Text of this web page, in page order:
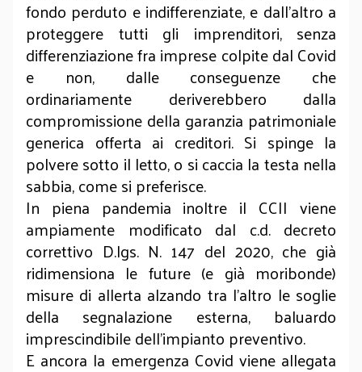
fondo perduto e indifferenziate, e dall’altro a
proteggere tutti gli imprenditori, senza
differenziazione fra imprese colpite dal Covid
e non, dalle conseguenze che
ordinariamente deriverebbero dalla
compromissione della garanzia patrimoniale
generica offerta ai creditori. Si spinge la
polvere sotto il letto, o si caccia la testa nella
sabbia, come si preferisce.
In piena pandemia inoltre il CCII viene
ampiamente modificato dal c.d. decreto
correttivo D.lgs. N. 147 del 2020, che già
ridimensiona le future (e già moribonde)
misure di allerta alzando tra l’altro le soglie
della segnalazione esterna, baluardo
imprescindibile dell’impianto preventivo.
E ancora la emergenza Covid viene allegata